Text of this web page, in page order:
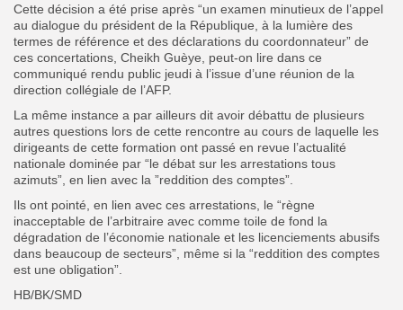
Cette décision a été prise après “un examen minutieux de l’appel
au dialogue du président de la République, à la lumière des
termes de référence et des déclarations du coordonnateur” de
ces concertations, Cheikh Guèye, peut-on lire dans ce
communiqué rendu public jeudi à l’issue d’une réunion de la
direction collégiale de l’AFP.
La même instance a par ailleurs dit avoir débattu de plusieurs
autres questions lors de cette rencontre au cours de laquelle les
dirigeants de cette formation ont passé en revue l’actualité
nationale dominée par “le débat sur les arrestations tous
azimuts”, en lien avec la ”reddition des comptes”.
Ils ont pointé, en lien avec ces arrestations, le “règne
inacceptable de l’arbitraire avec comme toile de fond la
dégradation de l’économie nationale et les licenciements abusifs
dans beaucoup de secteurs”, même si la “reddition des comptes
est une obligation”.
HB/BK/SMD